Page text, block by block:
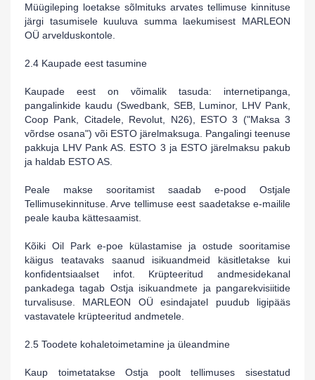
Müügileping loetakse sõlmituks arvates tellimuse kinnituse
järgi tasumisele kuuluva summa laekumisest MARLEON
OÜ arvelduskontole.
2.4 Kaupade eest tasumine
Kaupade eest on võimalik tasuda: internetipanga,
pangalinkide kaudu (Swedbank, SEB, Luminor, LHV Pank
Coop Pank, Citadele, Revolut, N26), ESTO 3 ("Maksa 3
võrdse osana") või ESTO järelmaksuga
Pangalingi teenuse
pakkuja LHV Pank AS. ESTO 3 ja ESTO järelmaksu pakub
ja haldab ESTO AS.
Peale makse sooritamist saadab e-pood Ostjale
Tellimusekinnituse. Arve tellimuse eest saadetakse e-mailile
peale kauba kättesaamist.
Kõiki Oil Park e-poe külastamise ja ostude sooritamise
käigus teatavaks saanud isikuandmeid käsitletakse kui
konfidentsiaalset infot. Krüpteeritud andmesidekanal
pankadega tagab Ostja isikuandmete ja pangarekvisiitide
turvalisuse. MARLEON OÜ esindajatel puudub ligipääs
vastavatele krüpteeritud andmetele.
2.5 Toodete kohaletoimetamine ja üleandmine
Kaup toimetatakse Ostja poolt tellimuses sisestatud